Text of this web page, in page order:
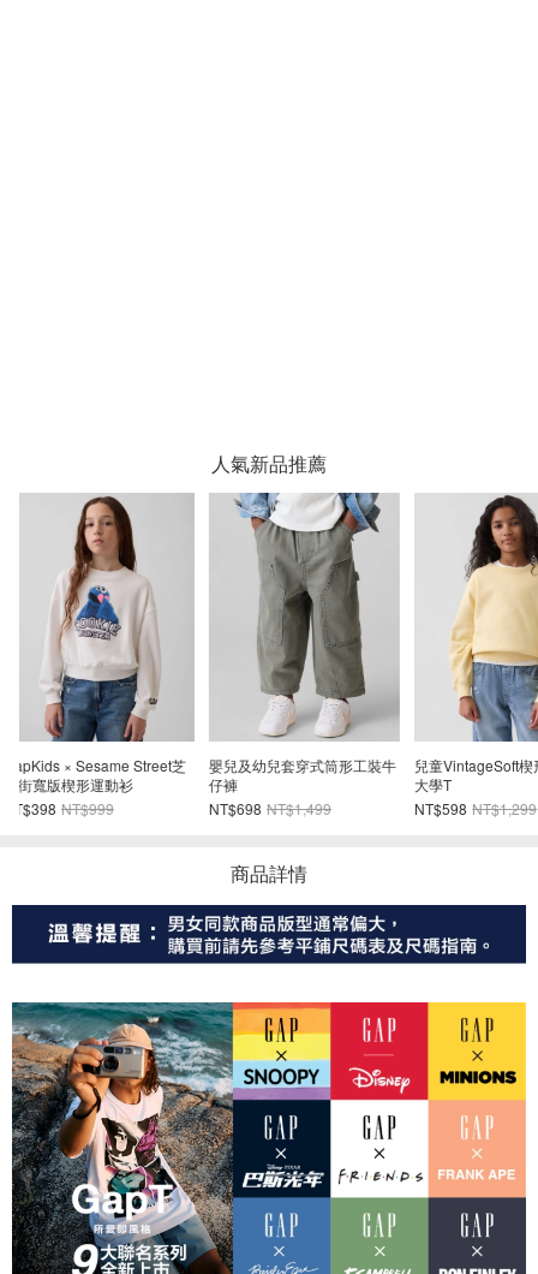
人氣新品推薦
兒童VintageSoft楔形剪裁圓領
大學T
NT$598 NT$1,299
Gap × Disney迪士尼幼兒米奇
老鼠中筒襪（4雙組）
NT$239 NT$399
中腰UltraSoft寬
褲
NT$1,098
商品詳情